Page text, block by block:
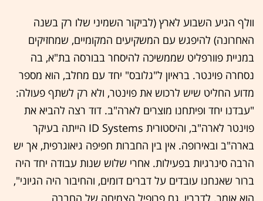
וולף הגיע השבוע לארץ (לביקור השמיני שלו רק בשנה
האחרונה) להיפגש עם המשקיעים המקומיים, שמחזיקים
במניית פוורפליט שממשיכה להיסחר בבורסה בת"א, בה
נסחרה פוינטר. בראיון ל"גלובס" יחד עם מחלב, הוא מספר
מדוע החליט שיש לרכוש את פוינטר, ולא רק לשתף פעולה:
"עבדנו יחד ופיתחנו מוצרים לארה"ב. דוד רצה להביא את
פוינטר לארה"ב, והיסטורית ID Systems הייתה בעיקר
בארה"ב ובאירופה. אין בין החברות חפיפה גיאוגרפית, אך יש
הרבה סינרגיות בפעילות. אחרי שלוש שנות עבודה יחד היה
ברור שאנחנו עובדים על דברים דומים, והחיבור היה הגיוני",